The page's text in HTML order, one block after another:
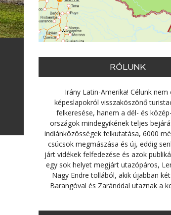
RÓLUNK
Irány Latin-Amerika! Célunk nem
képeslapokról visszaköszönő
felkeresése, hanem a dél- és
országok mindegyikének teljes
indiánközösségek felkutatása, 6000
csúcsok megmászása és új, eddig
járt vidékek felfedezése és azok
egy sok helyet megjárt utazópáros,
Nagy Endre tollából, akik újabban
Barangóval és Zaránddal utaznak a